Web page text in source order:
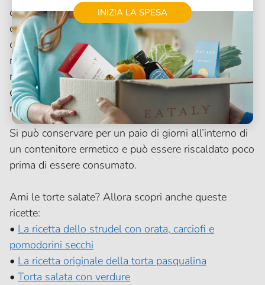
comunque fino a che la ciambella non risulterà
dorata in superficie. Ti consigliamo di verificare la
cottura con uno stecchino di legno: immergilo
nell’impasto fino in fondo, quindi estrailo, se
riemerge pulito e senza residui di impasto significa
che la tua ciambella è pronta. Lasciala intiepidire e
rimuovi lo stampo.
Si può conservare per un paio di giorni all’interno di
un contenitore ermetico e può essere riscaldato poco
prima di essere consumato.
Ami le torte salate? Allora scopri anche queste
ricette:
• La ricetta dello strudel con orata, carciofi e
pomodorini secchi
• La ricetta originale della torta pasqualina
• Torta salata con verdure
INIZIA LA SPESA